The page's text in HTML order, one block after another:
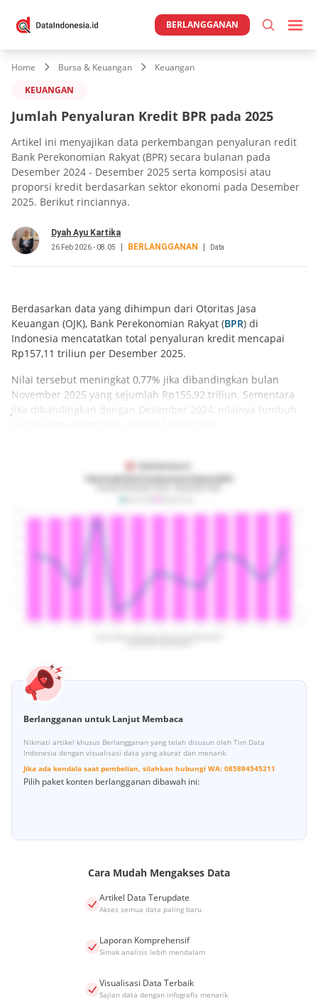
BERLANGGANAN
Home Bursa & Keuangan
Keuangan
KEUANGAN
Jumlah Penyaluran Kredit BPR pada 2025
Artikel ini menyajikan data perkembangan penyaluran redit
Bank Perekonomian Rakyat (BPR) secara bulanan pada
Desember 2024 - Desember 2025 serta komposisi atau
proporsi kredit berdasarkan sektor ekonomi pada Desember
2025. Berikut rinciannya.
Dyah Ayu Kartika
26 Feb 2026 - 08.05 BERLANGGANAN Data
Berdasarkan data yang dihimpun dari Otoritas Jasa
Keuangan (OJK), Bank Perekonomian Rakyat (BPR) di
Indonesia mencatatkan total penyaluran kredit mencapai
Rp157,11 triliun per Desember 2025.
Nilai tersebut meningkat 0,77% jika dibandingkan bulan
November 2025 yang sejumlah Rp155,92 triliun. Sementara
jika dibandingkan dengan Desember 2024, nilainya tumbuh
Berlangganan untuk Lanjut Membaca
Nikmati artikel khusus Berlangganan yang telah disusun oleh Tim Data
Indonesia dengan visualisasi data yang akurat dan menarik.
Jika ada kendala saat pembelian, silahkan hubungi WA: 085884545211
Pilih paket konten berlangganan dibawah ini:
Cara Mudah Mengakses Data
Artikel Data Terupdate
Akses semua data paling baru
Laporan Komprehensif
Simak analisis lebih mendalam
Visualisasi Data Terbaik
Sajian data dengan infografis menarik